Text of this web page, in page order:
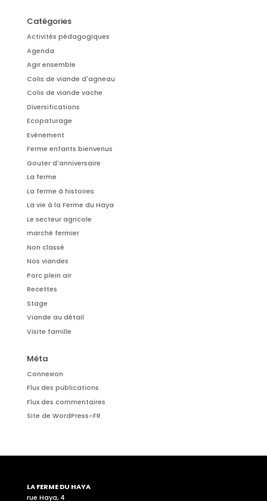
Catégories
Activités pédagogiques
Agenda
Agir ensemble
Colis de viande d'agneau
Colis de viande vache
Diversifications
Ecopaturage
Evènement
Ferme enfants bienvenus
Gouter d'anniversaire
La ferme
La ferme à histoires
La vie à la Ferme du Haya
Le secteur agricole
marché fermier
Non classé
Nos viandes
Porc plein air
Recettes
Stage
Viande au détail
Visite famille
Méta
Connexion
Flux des publications
Flux des commentaires
Site de WordPress-FR
LA FERME DU HAYA
rue Haya, 4